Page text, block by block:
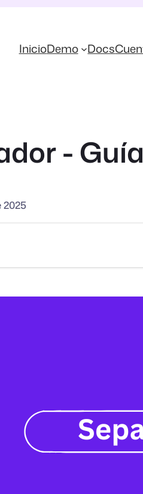
InicioDemo Docs
-
2025